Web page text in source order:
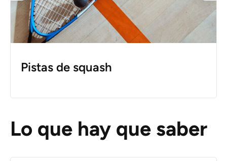
Pistas de squash
Lo que hay que saber